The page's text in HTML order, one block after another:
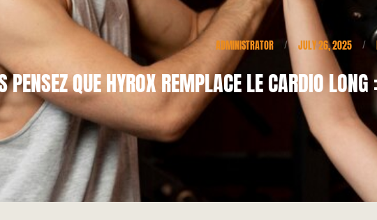
ADMINISTRATOR / JULY 26, 2025 /
PENSEZ QUE HYROX REMPLACE LE CARDIO